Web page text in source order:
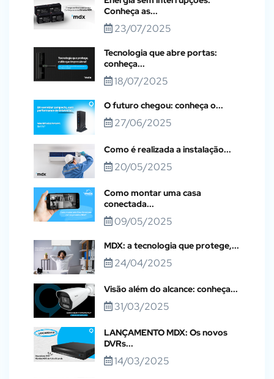
Conheça as...
23/07/2025
Tecnologia que abre portas:
conheça...
18/07/2025
O futuro chegou: conheça o...
27/06/2025
Como é realizada a instalação...
20/05/2025
Como montar uma casa
conectada...
09/05/2025
MDX: a tecnologia que protege,...
24/04/2025
Visão além do alcance: conheça...
31/03/2025
LANÇAMENTO MDX: Os novos
DVRs...
14/03/2025